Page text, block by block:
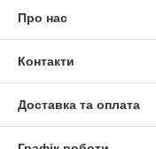
Про нас
Контакти
Доставка та оплата